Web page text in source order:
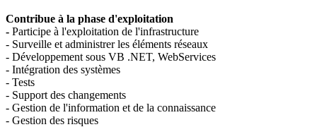
Contribue à la phase d'exploitation
- Participe à l'exploitation de l'infrastructure
- Surveille et administrer les éléments réseaux
- Développement sous VB .NET, WebServices
- Intégration des systèmes
- Tests
- Support des changements
- Gestion de l'information et de la connaissance
- Gestion des risques